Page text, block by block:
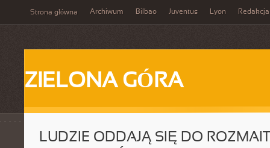
Strona główna Archiwum Bilbao Juventus Lyon Redakcja
ZIELONA GÓRA
LUDZIE ODDAJĄ SIĘ DO